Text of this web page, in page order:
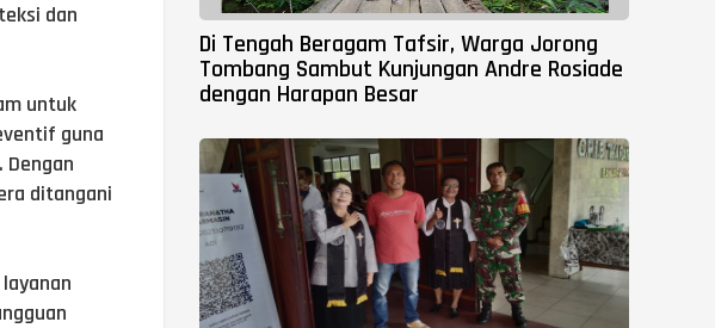
dan
untuk
guna
ditangani
Di Tengah Beragam Tafsir, Warga Jorong
Tombang Sambut Kunjungan Andre Rosiade
dengan Harapan Besar